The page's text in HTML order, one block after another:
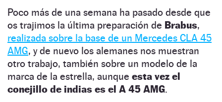
Poco más de una semana ha pasado desde que
os trajimos la última preparación de Brabus,
realizada sobre la base de un Mercedes CLA 45
AMG, y de nuevo los alemanes nos muestran
otro trabajo, también sobre un modelo de la
marca de la estrella, aunque esta vez el
conejillo de indias es el A 45 AMG.